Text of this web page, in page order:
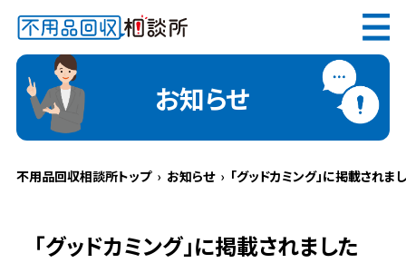
電話で無料お見積り（受付 8:30-17:30）
お知らせ
不用品回収相談所トップ お知らせ 「グッドカミング」に掲載されま
「グッドカミング」に掲載されました